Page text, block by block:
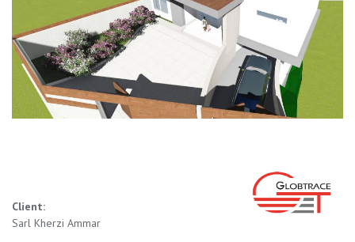
Client:
Sarl Kherzi Ammar